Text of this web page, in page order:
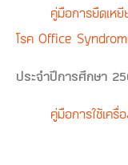
คู่มือการยืดเห
โรค Office
ประจำปีการศึกษา
คู่มือการใช้เค